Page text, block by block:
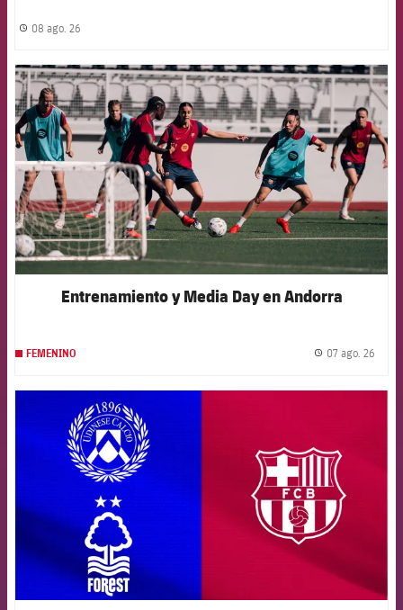
label.share.clock
08 ago. 26
FCB Barcelona badge
Entrenamiento y Media Day en Andorra
FEMENINO 07 ago. 26